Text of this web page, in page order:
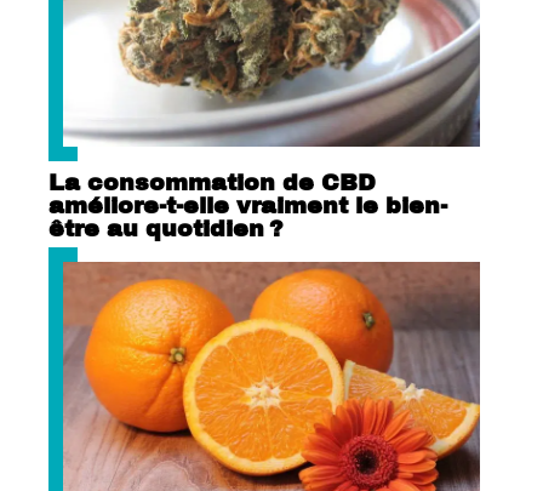
La consommation de CBD
améliore-t-elle vraiment le bien-
être au quotidien ?